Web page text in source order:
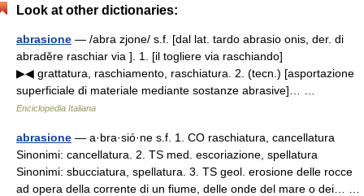
Look at other dictionaries:
abrasione — /abra zjone/ s.f. [dal lat. tardo abrasio onis, der. di
abradĕre raschiar via ]. 1. [il togliere via raschiando]
▶◀ grattatura, raschiamento, raschiatura. 2. (tecn.) [asportazione
superficiale di materiale mediante sostanze abrasive]… …
Enciclopedia Italiana
abrasione — a·bra·sió·ne s.f. 1. CO raschiatura, cancellatura
Sinonimi: cancellatura. 2. TS med. escoriazione, spellatura
Sinonimi: sbucciatura, spellatura. 3. TS geol. erosione delle rocce
ad opera della corrente di un fiume, delle onde del mare o dei… …